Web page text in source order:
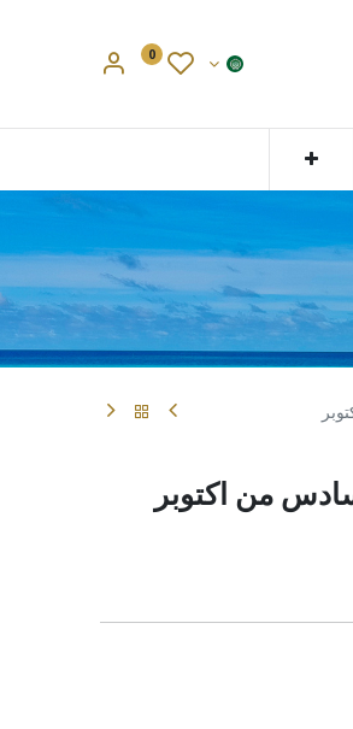
0
من اكتوبر